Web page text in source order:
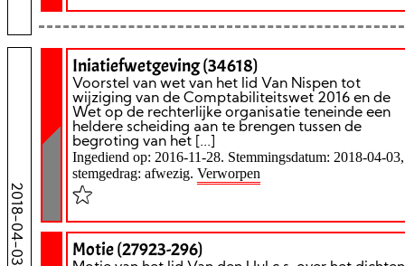
2018-04-03
Iniatiefwetgeving (34618)
Voorstel van wet van het lid Van Nispen tot
wijziging van de Comptabiliteitswet 2016 en de
Wet op de rechterlijke organisatie teneinde een
heldere scheiding aan te brengen tussen de
begroting van het [...]
Ingediend op: 2016-11-28. Stemmingsdatum: 2018-04-03,
stemgedrag: afwezig. Verworpen
Motie (27923-296)